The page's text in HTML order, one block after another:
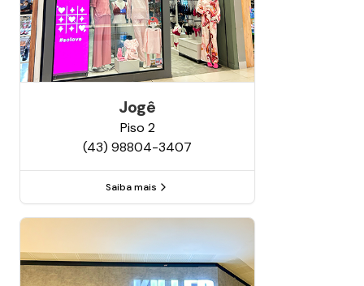
Jogê
Piso 2
(43) 98804-3407
Saiba mais